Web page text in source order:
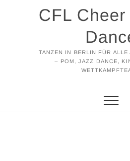
CFL
TANZEN IN BERLIN FÜR ALLE
– POM, JAZZ DANCE,